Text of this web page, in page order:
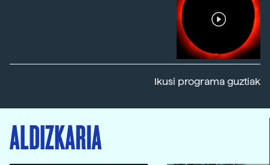
Ikusi programa guztiak
ALDIZKARIA